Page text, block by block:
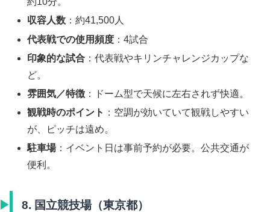
収容人数 ：約41,500人
代表戦での使用頻度 ：4試合
印象的な試合 ：代表戦やキリンチャレンジカップな
ど。
雰囲気／特徴 ：ドーム型で天候に左右されず快適。
観戦時のポイント ：空調が効いていて観戦しやすい
が、ピッチは遠め。
駐車場：イベント日は事前予約が必要。公共交通が
便利。
8. 国立競技場（東京都）